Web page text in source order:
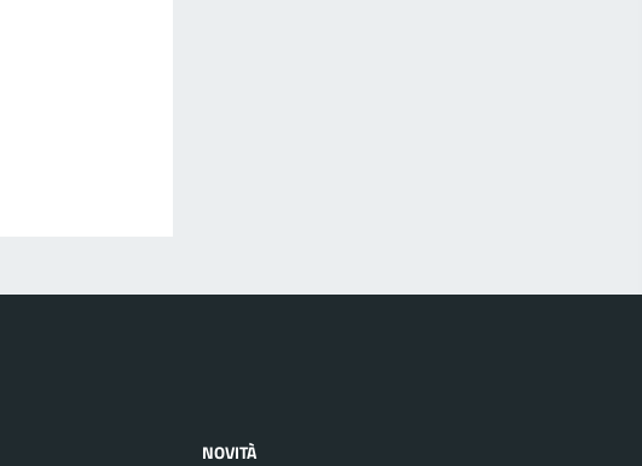
NOVITÀ